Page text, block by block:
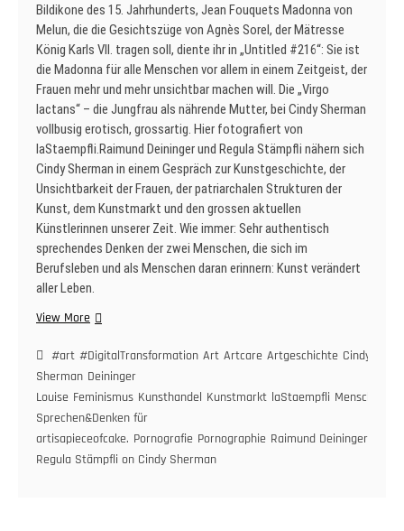
Bildikone des 15. Jahrhunderts, Jean Fouquets Madonna von
Melun, die die Gesichtszüge von Agnès Sorel, der Mätresse
König Karls VII. tragen soll, diente ihr in „Untitled #216“: Sie ist
die Madonna für alle Menschen vor allem in einem Zeitgeist, der
Frauen mehr und mehr unsichtbar machen will. Die „Virgo
lactans“ – die Jungfrau als nährende Mutter, bei Cindy Sherman
vollbusig erotisch, grossartig. Hier fotografiert von
laStaempfli.Raimund Deininger und Regula Stämpfli nähern sich
Cindy Sherman in einem Gespräch zur Kunstgeschichte, der
Unsichtbarkeit der Frauen, der patriarchalen Strukturen der
Kunst, dem Kunstmarkt und den grossen aktuellen
Künstlerinnen unserer Zeit. Wie immer: Sehr authentisch
sprechendes Denken der zwei Menschen, die sich im
Berufsleben und als Menschen daran erinnern: Kunst verändert
aller Leben.
View MoreRaimund
&
Regula
Stämpfli
on
Cindy
Feminismus,
#art #DigitalTransformation Art Artcare Artgeschichte Cindy
Sherman Deininger
Louise Feminismus Kunsthandel Kunstmarkt laStaempfli
Sprechen&Denken für
artisapieceofcake. Pornografie Pornographie Raimund Deininger &
Regula Stämpfli on Cindy Sherman